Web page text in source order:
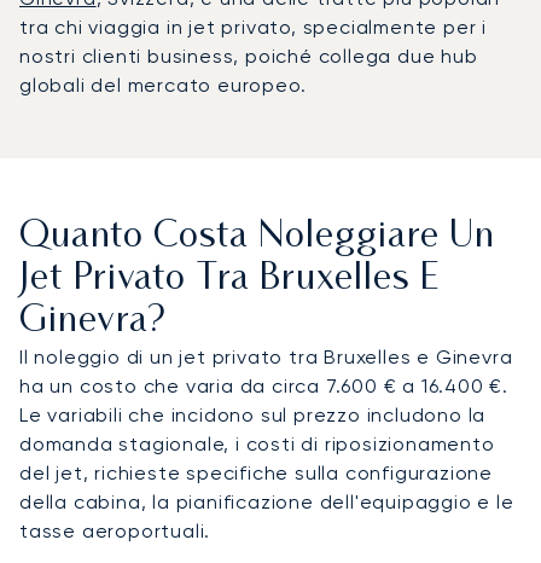
tra chi viaggia in jet privato, specialmente per i
nostri clienti business, poiché collega due hub
globali del mercato europeo.
Quanto Costa Noleggiare Un
Jet Privato Tra Bruxelles E
Ginevra?
Il noleggio di un jet privato tra Bruxelles e Ginevra
ha un costo che varia da circa 7.600 € a 16.400 €.
Le variabili che incidono sul prezzo includono la
domanda stagionale, i costi di riposizionamento
del jet, richieste specifiche sulla configurazione
della cabina, la pianificazione dell'equipaggio e le
tasse aeroportuali.